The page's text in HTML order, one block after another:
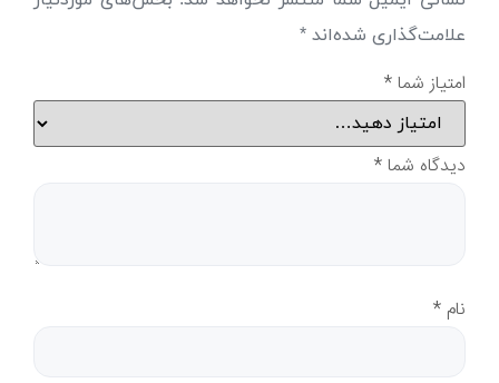
علامت‌گذاری شده‌اند *
امتیاز شما*
دیدگاه شما*
نام *